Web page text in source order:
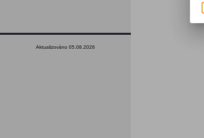
Aktualizováno 05.08.2026